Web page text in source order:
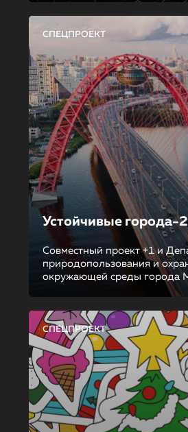
СПЕЦПРОЕКТ
Устойчивые города-
Совместный проект +1 и
природопользования и
окружающей среды города
СПЕЦПРОЕКТ